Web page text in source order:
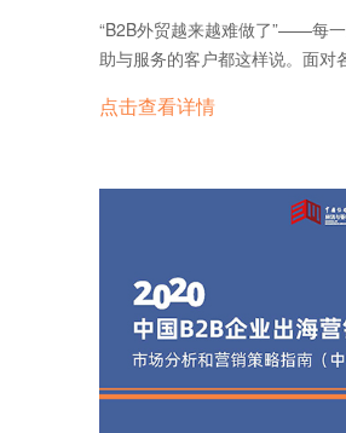
“B2B外贸越来越难做了”——每
助与服务的客户都这样说。面对
中国出海从“制造”向“智造”的转
点击查看详情